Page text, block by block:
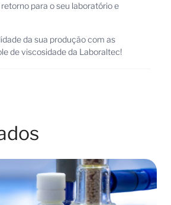
para o seu laboratório e
da sua produção com as
de viscosidade da Laboraltec!